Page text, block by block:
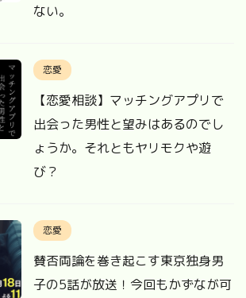
ない。
恋愛
【恋愛相談】マッチングアプリで
出会った男性と望みはあるのでし
ょうか。それともヤリモクや遊
び？
恋愛
賛否両論を巻き起こす東京独身男
子の5話が放送！今回もかずなが可